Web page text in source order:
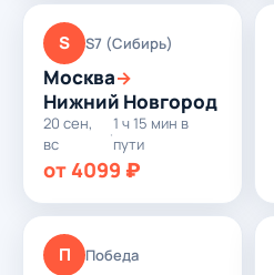
S S7 (Сибирь)
Москва→
Нижний Новгород
20 сен,
вс
·
1 ч 15 мин в
пути
от 4099 ₽
П Победа